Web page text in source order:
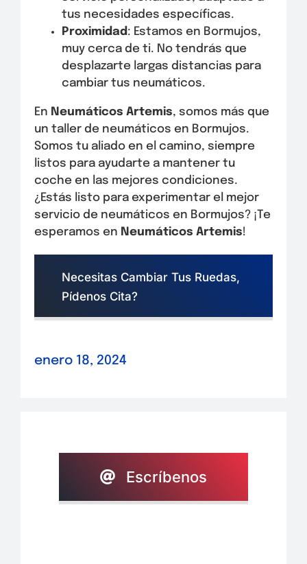
tus necesidades específicas.
Proximidad : Estamos en Bormujos,
muy cerca de ti. No tendrás que
desplazarte largas distancias para
cambiar tus neumáticos.
En Neumáticos Artemis, somos más que
un taller de neumáticos en Bormujos.
Somos tu aliado en el camino, siempre
listos para ayudarte a mantener tu
coche en las mejores condiciones.
¿Estás listo para experimentar el mejor
servicio de neumáticos en Bormujos? ¡Te
esperamos en Neumáticos Artemis!
Necesitas Cambiar Tus Ruedas,
Pídenos Cita?
enero 18, 2024
Escríbenos